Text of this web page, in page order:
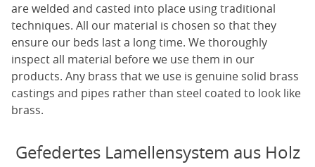
are welded and casted into place using traditional
techniques. All our material is chosen so that they
ensure our beds last a long time. We thoroughly
inspect all material before we use them in our
products. Any brass that we use is genuine solid brass
castings and pipes rather than steel coated to look like
brass.
Gefedertes Lamellensystem aus Holz